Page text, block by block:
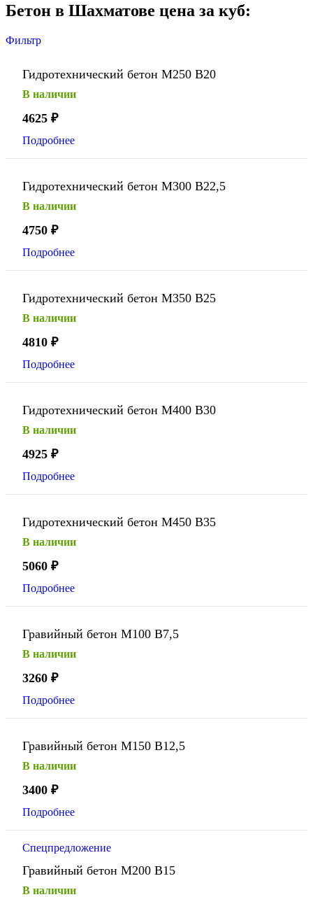
Бетон в Шахматове цена за куб:
Фильтр
Гидротехнический бетон М250 В20
В наличии
4625 ₽
Подробнее
Гидротехнический бетон М300 В22,5
В наличии
4750 ₽
Подробнее
Гидротехнический бетон М350 В25
В наличии
4810 ₽
Подробнее
Гидротехнический бетон М400 В30
В наличии
4925 ₽
Подробнее
Гидротехнический бетон М450 В35
В наличии
5060 ₽
Подробнее
Гравийный бетон М100 В7,5
В наличии
3260 ₽
Подробнее
Гравийный бетон М150 В12,5
В наличии
3400 ₽
Подробнее
Спецпредложение
Гравийный бетон М200 В15
В наличии